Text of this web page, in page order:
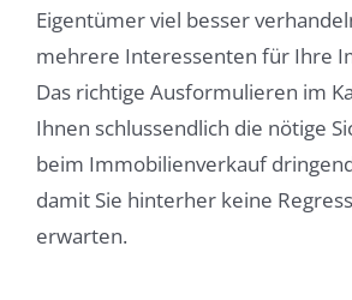
Eigentümer viel besser
mehrere Interessenten für Ihre
Das richtige Ausformulieren im
Ihnen schlussendlich die nötige
beim Immobilienverkauf
damit Sie hinterher keine
erwarten.